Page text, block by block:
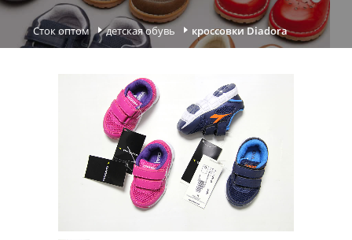
Сток оптом детская обувь кроссовки Diadora